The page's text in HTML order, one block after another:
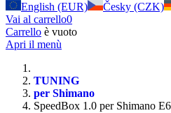
English (EUR)
Česky (CZK)
Vai al carrello0
Carrello è vuoto
Apri il menù
TUNING
per Shimano
SpeedBox 1.0 per Shimano